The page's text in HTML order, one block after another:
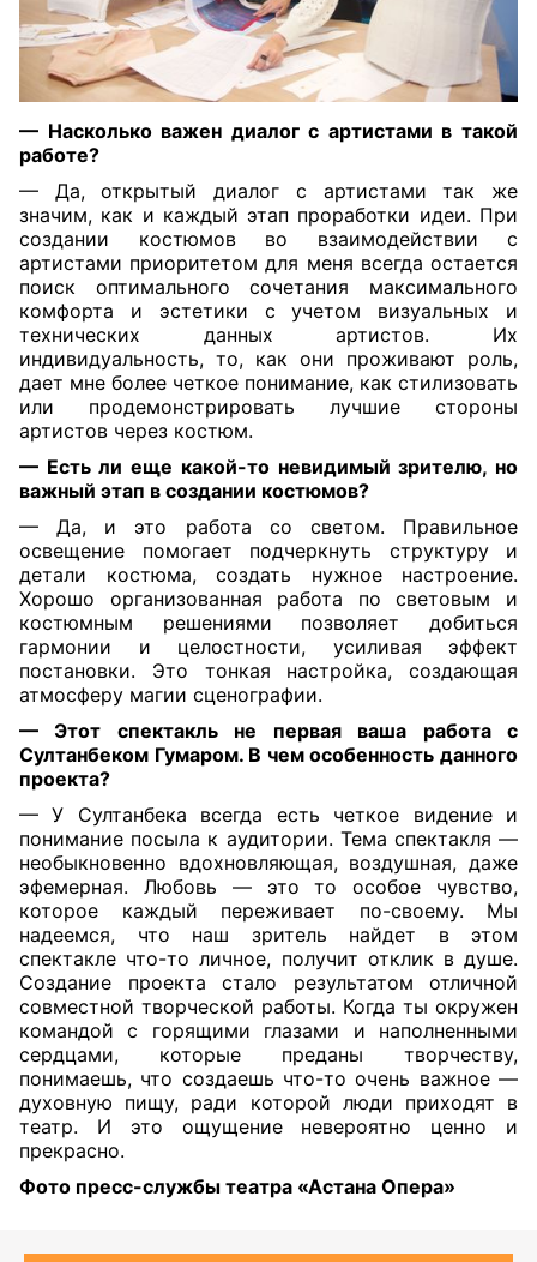
— Насколько важен диалог с артистами в такой
работе?
— Да, открытый диалог с артистами так же
значим, как и каждый этап проработки идеи. При
создании костюмов во взаимодействии с
артистами приоритетом для меня всегда остается
поиск оптимального сочетания максимального
комфорта и эстетики с учетом визуальных и
технических данных артистов. Их
индивидуальность, то, как они проживают роль,
дает мне более четкое понимание, как стилизовать
или продемонстрировать лучшие стороны
артистов через костюм.
— Есть ли еще какой-то невидимый зрителю, но
важный этап в создании костюмов?
— Да, и это работа со светом. Правильное
освещение помогает подчеркнуть структуру и
детали костюма, создать нужное настроение.
Хорошо организованная работа по световым и
костюмным решениями позволяет добиться
гармонии и целостности, усиливая эффект
постановки. Это тонкая настройка, создающая
атмосферу магии сценографии.
— Этот спектакль не первая ваша работа с
Султанбеком Гумаром. В чем особенность данного
проекта?
— У Султанбека всегда есть четкое видение и
понимание посыла к аудитории. Тема спектакля —
необыкновенно вдохновляющая, воздушная, даже
эфемерная. Любовь — это то особое чувство,
которое каждый переживает по-своему. Мы
надеемся, что наш зритель найдет в этом
спектакле что-то личное, получит отклик в душе.
Создание проекта стало результатом отличной
совместной творческой работы. Когда ты окружен
командой с горящими глазами и наполненными
сердцами, которые преданы творчеству,
понимаешь, что создаешь что-то очень важное —
духовную пищу, ради которой люди приходят в
театр. И это ощущение невероятно ценно и
прекрасно.
Фото пресс-службы театра «Астана Опера»